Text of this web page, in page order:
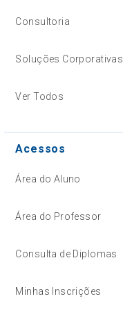
Consultoria
Soluções Corporativas
Ver Todos
Acessos
Área do Aluno
Área do Professor
Consulta de Diplomas
Minhas Inscrições